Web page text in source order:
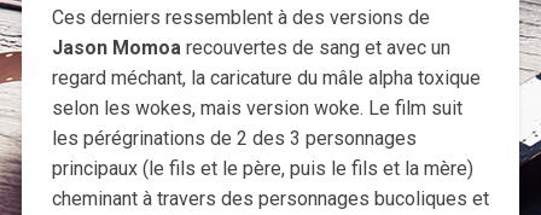
Ces derniers ressemblent à des versions de
Jason Momoa recouvertes de sang et avec un
regard méchant, la caricature du mâle alpha toxique
selon les wokes, mais version woke. Le film suit
les pérégrinations de 2 des 3 personnages
principaux (le fils et le père, puis le fils et la mère)
cheminant à travers des personnages bucoliques et